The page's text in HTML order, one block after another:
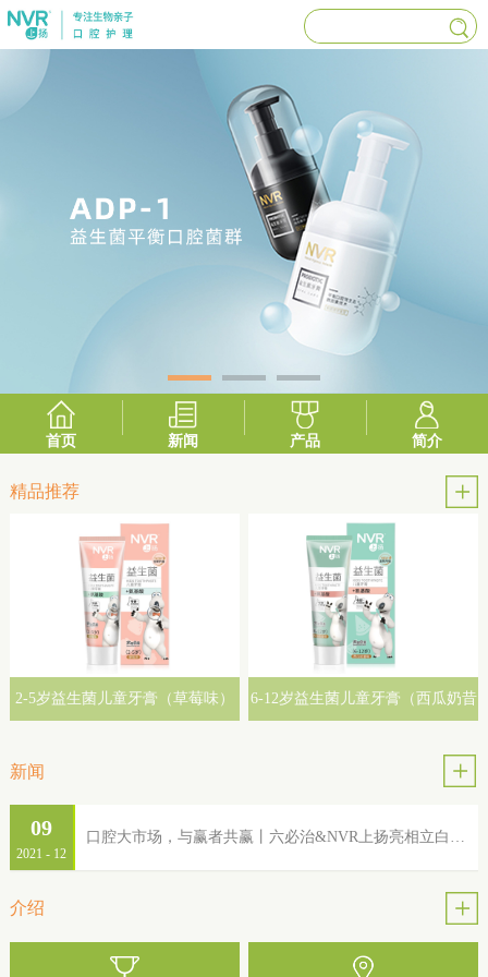
首页 新闻 产品 简介
精品推荐
2-5岁益生菌儿童牙膏（草莓味） 6-12岁益生菌儿童牙膏（西瓜奶昔
新闻
2021 - 12
09
介绍